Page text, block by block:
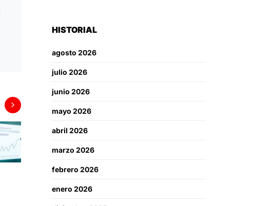
HISTORIAL
agosto 2026
julio 2026
junio 2026
mayo 2026
abril 2026
marzo 2026
febrero 2026
enero 2026